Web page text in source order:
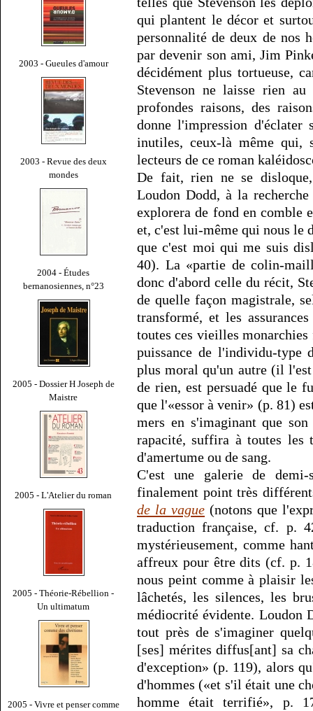
2003 - Gueules d'amour
2003 - Revue des deux
mondes
2004 - Études
bernanosiennes, n°23
2005 - Dossier H Joseph de
Maistre
2005 - L'Atelier du roman
2005 - Théorie-Rébellion -
Un ultimatum
2005 - Vivre et penser comme
qui plantent le décor et
personnalité de deux de nos
par devenir son ami, Jim
décidément plus tortueuse,
Stevenson ne laisse rien
profondes raisons, des
donne l'impression d'éclater
inutiles, ceux-là même qui,
lecteurs de ce roman
De fait, rien ne se
Loudon Dodd, à la
explorera de fond en
et, c'est lui-même qui nous le
que c'est moi qui me suis
40). La «partie de colin-
donc d'abord celle du récit,
de quelle façon magistrale,
transformé, et les
toutes ces vieilles
puissance de l'individu-type
plus moral qu'un autre (il
de rien, est persuadé que le
que l'«essor à venir» (p. 81)
mers en s'imaginant que
rapacité, suffira à toutes les
d'amertume ou de sang.
C'est une galerie de
finalement point très
de la vague(notons que
traduction française, cf. p.
mystérieusement, comme
affreux pour être dits (cf. p.
nous peint comme à plaisir
lâchetés, les silences, les
médiocrité évidente. Loudon
tout près de s'imaginer
[ses] mérites diffus[ant] sa
d'exception» (p. 119), alors
d'hommes («et s'il était une
homme était terrifié», p.